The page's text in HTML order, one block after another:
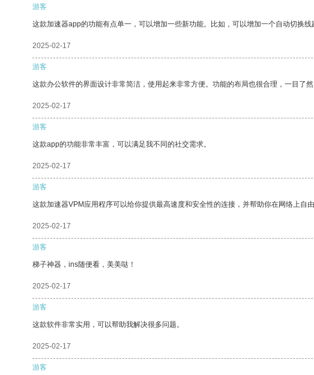
游客
这款加速器app的功能有点单一，可以增加一些新功能。比如，可以增加一个自动切换
2025-02-17
游客
这款办公软件的界面设计非常简洁，使用起来非常方便。功能的布局也很合理，一目了然
2025-02-17
游客
这款app的功能非常丰富，可以满足我不同的社交需求。
2025-02-17
游客
这款加速器VPM应用程序可以给你提供最高速度和安全性的连接，并帮助你在网络上自由
2025-02-17
游客
梯子神器，ins随便看，美美哒！
2025-02-17
游客
这款软件非常实用，可以帮助我解决很多问题。
2025-02-17
游客